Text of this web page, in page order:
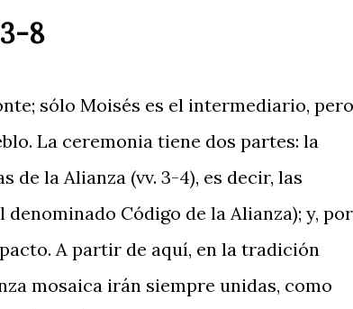
8
sólo Moisés es el intermediario, pero
La ceremonia tiene dos partes: la
la Alianza (vv. 3-4), es decir, las
Código de la Alianza); y, por
A partir de aquí, en la tradición
mosaica irán siempre unidas, como